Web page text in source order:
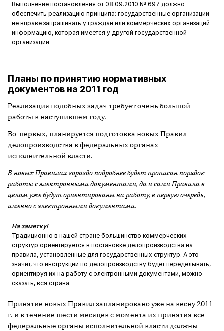
Выполнение постановления от 08.09.2010 № 697 должно
обеспечить реализацию принципа: государственные организации
не вправе запрашивать у граждан или коммерческих организаций
информацию, которая имеется у другой государственной
организации.
Планы по принятию нормативных
документов на 2011 год
Реализация подобных задач требует очень большой
работы в наступившем году.
Во-первых, планируется подготовка новых Правил
делопроизводства в федеральных органах
исполнительной власти.
В новых Правилах гораздо подробнее будет прописан порядок
работы с электронными документами, да и сами Правила в
целом уже будут ориентированы на работу, в первую очередь,
именно с электронными документами.
На заметку!
Традиционно в нашей стране большинство коммерческих
структур ориентируется в постановке делопроизводства на
правила, установленные для государственных структур. А это
значит, что инструкции по делопроизводству будет переделывать,
ориентируя их на работу с электронными документами, можно
сказать, вся страна.
Принятие новых Правил запланировано уже на весну 2011
г. и в течение шести месяцев с момента их принятия все
федеральные органы исполнительной власти должны